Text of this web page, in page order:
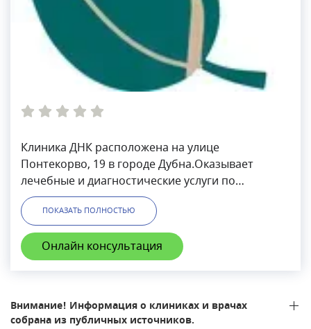
Клиника ДНК расположена на улице
Понтекорво, 19 в городе Дубна.Оказывает
лечебные и диагностические услуги по
направлениям: гастроэнтерология, гинекология,
кардиология, неврология, дерматология,
терапия, урология, отоларингология,
психология и др.Проводят лабораторную,
ультразвуковую, функциональную, МРТ и КТ
и медицинской документации.Врача и
медицинский персонал можно вызвать на дом.
ПОКАЗАТЬ ПОЛНОСТЬЮ
Онлайн консультация
Внимание! Информация о клиниках и врачах
собрана из публичных источников.